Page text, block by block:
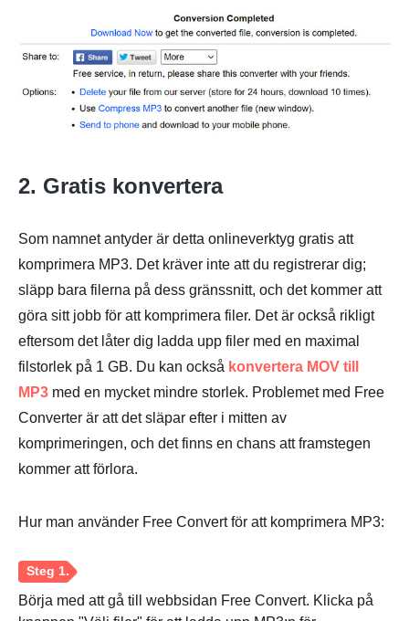
Steg 2.
2. Gratis konvertera
Som namnet antyder är detta onlineverktyg gratis att
komprimera MP3. Det kräver inte att du registrerar dig;
släpp bara filerna på dess gränssnitt, och det kommer att
göra sitt jobb för att komprimera filer. Det är också rikligt
eftersom det låter dig ladda upp filer med en maximal
filstorlek på 1 GB. Du kan också konvertera MOV till
MP3 med en mycket mindre storlek. Problemet med Free
Converter är att det släpar efter i mitten av
komprimeringen, och det finns en chans att framstegen
kommer att förlora.
Hur man använder Free Convert för att komprimera MP3:
Börja med att gå till webbsidan Free Convert. Klicka på